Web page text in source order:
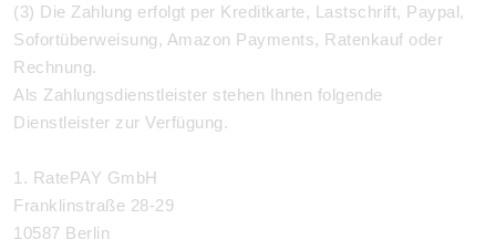
(3) Die Zahlung erfolgt per Kreditkarte, Lastschrift, Paypal,
Sofortüberweisung, Amazon Payments, Ratenkauf oder
Rechnung.
Als Zahlungsdienstleister stehen Ihnen folgende
Dienstleister zur Verfügung.
1. RatePAY GmbH
Franklinstraße 28-29
10587 Berlin